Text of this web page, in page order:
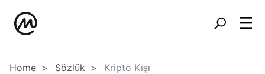
Home Sözlük Kripto Kışı